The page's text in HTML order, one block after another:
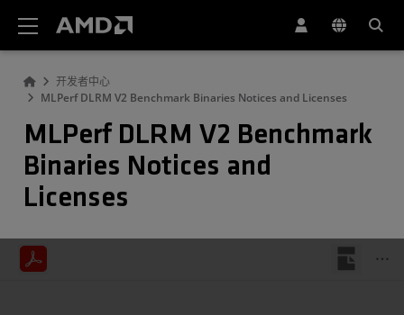
开发者中心
MLPerf DLRM V2 Benchmark Binaries Notices and Licenses
MLPerf DLRM V2 Benchmark
Binaries Notices and
Licenses